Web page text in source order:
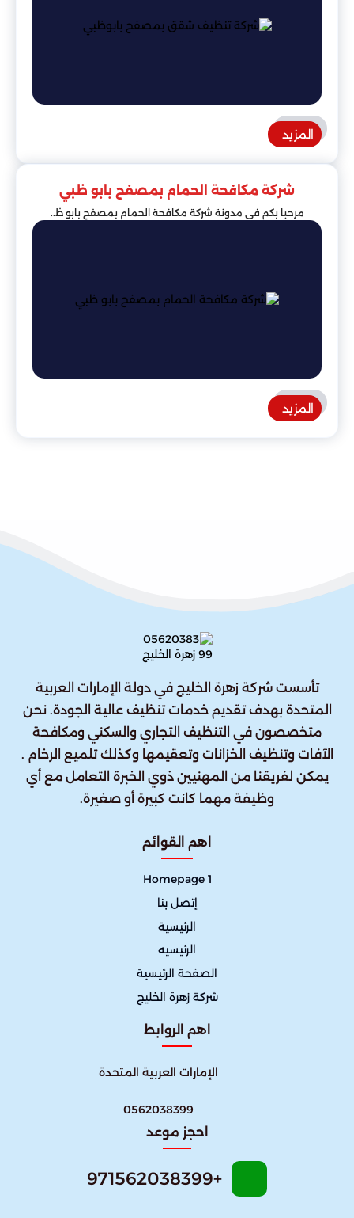
المزيد
شركة مكافحة الحمام بمصفح بابو ظبي
مرحبا بكم في مدونة شركة مكافحة الحمام بمصفح بابو ظ..
المزيد
تأسست شركة زهرة الخليج في دولة الإمارات العربية
المتحدة بهدف تقديم خدمات تنظيف عالية الجودة. نحن
متخصصون في التنظيف التجاري والسكني ومكافحة
الآفات وتنظيف الخزانات وتعقيمها وكذلك تلميع الرخام .
يمكن لفريقنا من المهنيين ذوي الخبرة التعامل مع أي
وظيفة مهما كانت كبيرة أو صغيرة.
اهم القوائم
Homepage 1
إتصل بنا
الرئيسية
الرئيسيه
الصفحة الرئيسية
شركة زهرة الخليج
اهم الروابط
الإمارات العربية المتحدة
0562038399
احجز موعد
+971562038399